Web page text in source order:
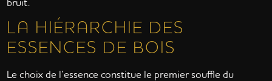
LA HIÉRARCHIE DES
ESSENCES DE BOIS
Le choix de l’essence constitue le premier souffle du